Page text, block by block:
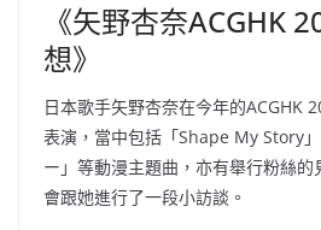
《矢野杏奈ACGHK
想》
日本歌手矢野杏奈在今年的ACGHK
表演，當中包括「Shape My Story
ー」等動漫主題曲，亦有舉行粉絲
會跟她進行了一段小訪談。